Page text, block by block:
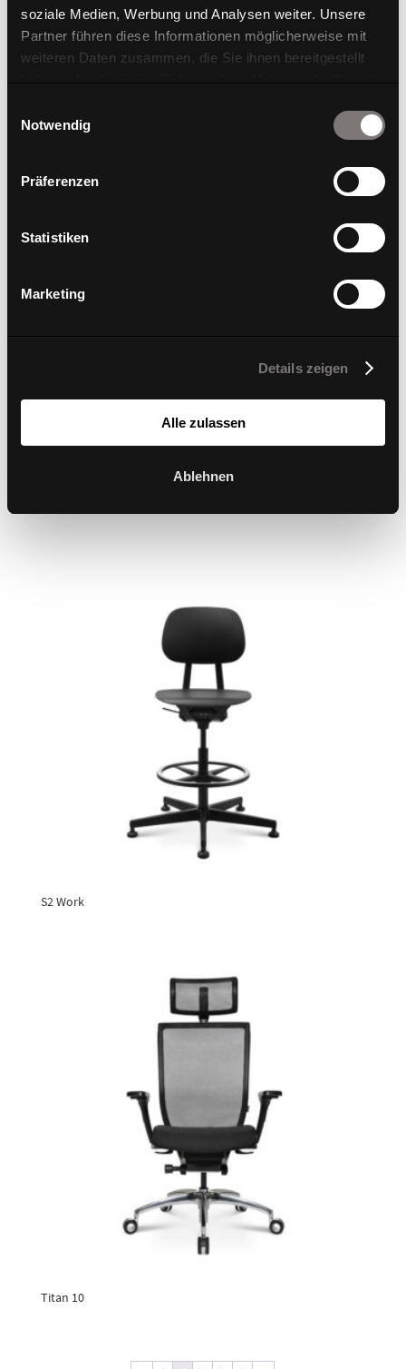
soziale Medien, Werbung und Analysen weiter. Unsere
Partner führen diese Informationen möglicherweise mit
weiteren Daten zusammen, die Sie ihnen bereitgestellt
haben oder die sie im Rahmen Ihrer Nutzung der Dienste
Notwendig
Präferenzen
Statistiken
Marketing
Details zeigen
Alle zulassen
Ablehnen
S2 Work
Titan 10